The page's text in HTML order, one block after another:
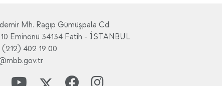
Mh. Ragıp Gümüşpala Cd.
Eminönü 34134 Fatih - İSTANBUL
(212) 402 19 00